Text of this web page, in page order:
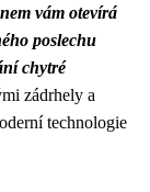
vám otevírá
poslechu
chytré
zádrhely a
technologie